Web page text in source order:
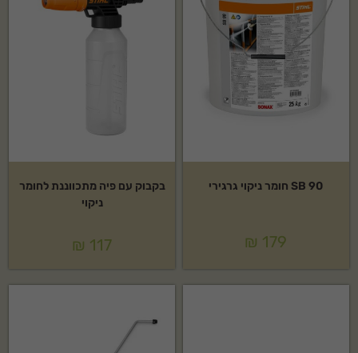
SB 90 חומר ניקוי גרגירי
₪ 179
בקבוק עם פיה מתכווננת לחומר
ניקוי
₪ 117